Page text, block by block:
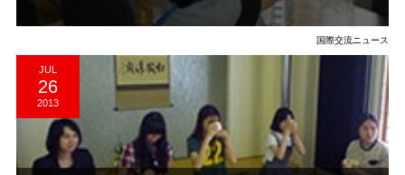
国際交流ニュース
JUL
26
2013